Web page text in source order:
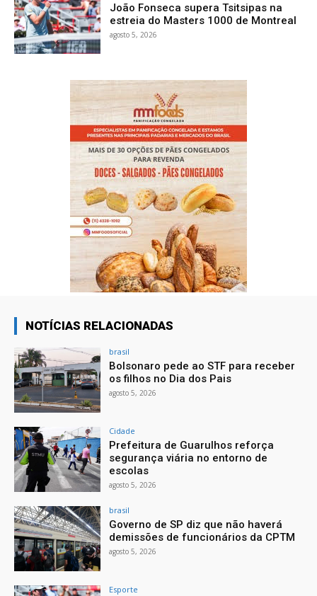
João Fonseca supera Tsitsipas na
estreia do Masters 1000 de Montreal
agosto 5, 2026
NOTÍCIAS RELACIONADAS
brasil
Bolsonaro pede ao STF para receber
os filhos no Dia dos Pais
agosto 5, 2026
Cidade
Prefeitura de Guarulhos reforça
segurança viária no entorno de
escolas
agosto 5, 2026
brasil
Governo de SP diz que não haverá
demissões de funcionários da CPTM
agosto 5, 2026
Esporte